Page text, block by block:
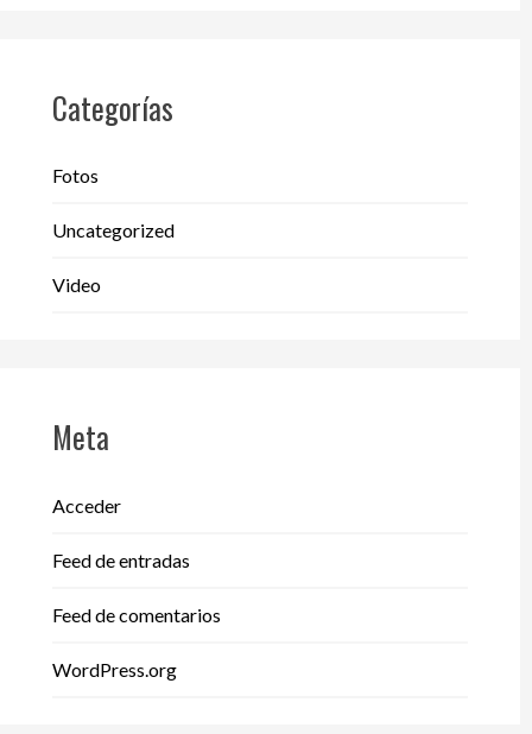
Categorías
Fotos
Uncategorized
Video
Meta
Acceder
Feed de entradas
Feed de comentarios
WordPress.org